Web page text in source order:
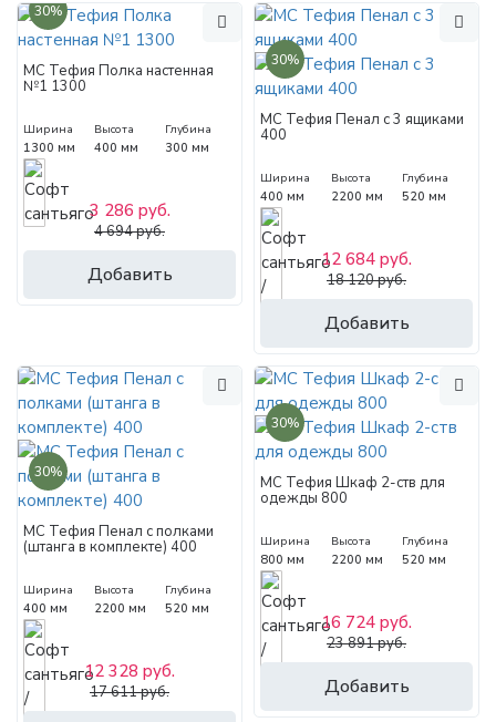
30%
МС Тефия Полка настенная
№1 1300
Ширина
1300 мм
Высота
400 мм
Глубина
300 мм
Добавить
3 286 руб.
4 694 руб.
30%
МС Тефия Пенал с 3 ящиками
400
Ширина
400 мм
Высота
2200 мм
Глубина
520 мм
Добавить
12 684 руб.
18 120 руб.
30%
МС Тефия Пенал с полками
(штанга в комплекте) 400
Ширина
400 мм
Высота
2200 мм
Глубина
520 мм
12 328 руб.
17 611 руб.
30%
МС Тефия Шкаф 2-ств для
одежды 800
Ширина
800 мм
Высота
2200 мм
Глубина
520 мм
Добавить
16 724 руб.
23 891 руб.